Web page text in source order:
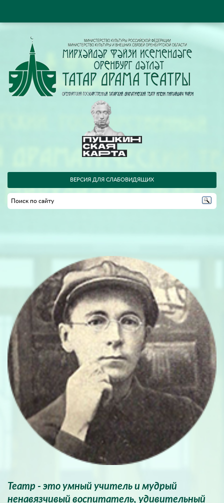
ВЕРСИЯ ДЛЯ СЛАБОВИДЯЩИХ
Театр - это умный учитель и мудрый
ненавязчивый воспитатель, удивительный